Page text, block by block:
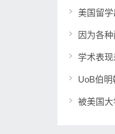
美国留学
学术表现
被美国大